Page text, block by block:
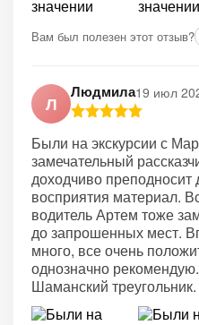
Вам был полезен этот отзыв?
Л
Людмила19 июл
Были на экскурсии с
замечательный
доходчиво
восприятия материал.
водитель Артем тоже
до запрошенных мест.
много, все очень
однозначно
Шаманский